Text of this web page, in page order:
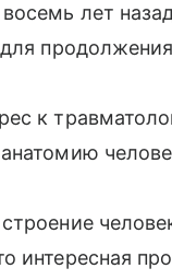
лет
к
интересная